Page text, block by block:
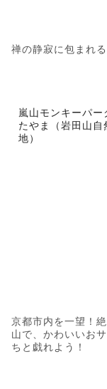
禅の静寂に包まれ
嵐山モンキーパー
たやま（岩田山自
地）
京都市内を一望！
山で、かわいいお
ちと戯れよう！